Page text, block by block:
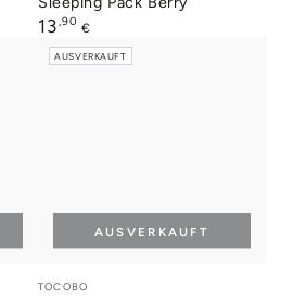
Regulärer
13,90 €
Verkäufer/in:
TOCOBO
AUSVERKAUFT
AUSVERKAUFT